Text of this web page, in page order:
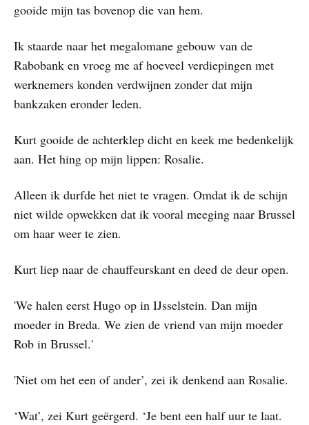
gooide mijn tas bovenop die van hem.
Ik staarde naar het megalomane gebouw van de
Rabobank en vroeg me af hoeveel verdiepingen met
werknemers konden verdwijnen zonder dat mijn
bankzaken eronder leden.
Kurt gooide de achterklep dicht en keek me bedenkelijk
aan. Het hing op mijn lippen: Rosalie.
Alleen ik durfde het niet te vragen. Omdat ik de schijn
niet wilde opwekken dat ik vooral meeging naar Brussel
om haar weer te zien.
Kurt liep naar de chauffeurskant en deed de deur open.
'We halen eerst Hugo op in IJsselstein. Dan mijn
moeder in Breda. We zien de vriend van mijn moeder
Rob in Brussel.'
'Niet om het een of ander’, zei ik denkend aan Rosalie.
‘Wat’, zei Kurt geërgerd. ‘Je bent een half uur te laat.